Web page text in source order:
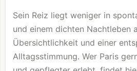
Sein Reiz liegt weniger in
und einem dichten Nachtleben
Übersichtlichkeit und einer
Alltagsstimmung. Wer Paris